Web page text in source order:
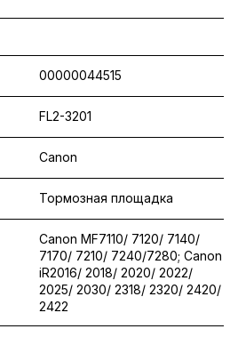
00000044515
FL2-3201
Canon
Тормозная площадка
Canon MF7110/ 7120/ 7140/
7170/ 7210/ 7240/7280; Canon
iR2016/ 2018/ 2020/ 2022/
2025/ 2030/ 2318/ 2320/ 2420/
2422